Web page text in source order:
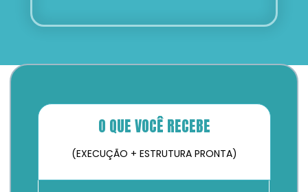
O QUE VOCÊ RECEBE
(EXECUÇÃO + ESTRUTURA PRONTA)